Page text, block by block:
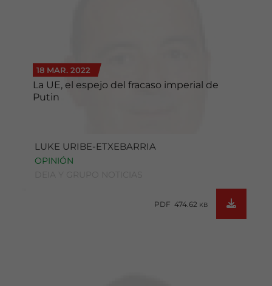
18 MAR. 2022
La UE, el espejo del fracaso imperial de
Putin
LUKE URIBE-ETXEBARRIA
OPINIÓN
PDF 474.62 KB